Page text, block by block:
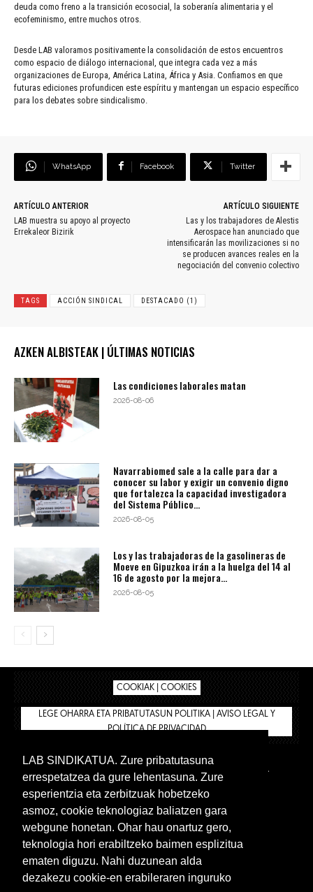
deuda como freno a la transición ecosocial, la soberanía alimentaria y el
ecofeminismo, entre muchos otros.
Desde LAB valoramos positivamente la consolidación de estos encuentros
como espacio de diálogo internacional, que integra cada vez a más
organizaciones de Europa, América Latina, África y Asia. Confiamos en que
futuras ediciones profundicen este espíritu y mantengan un espacio específico
para los debates sobre sindicalismo.
WhatsApp Facebook Twitter
ARTÍCULO ANTERIOR
LAB muestra su apoyo al proyecto
Errekaleor Bizirik
ARTÍCULO SIGUIENTE
Las y los trabajadores de Alestis
Aerospace han anunciado que
intensificarán las movilizaciones si no
se producen avances reales en la
negociación del convenio colectivo
TAGS ACCIÓN SINDICAL DESTACADO (1)
AZKEN ALBISTEAK | ÚLTIMAS NOTICIAS
Las condiciones laborales matan
2026-08-06
Navarrabiomed sale a la calle para dar a
conocer su labor y exigir un convenio digno
que fortalezca la capacidad investigadora
del Sistema Público...
2026-08-05
Los y las trabajadoras de la gasolineras de
Moeve en Gipuzkoa irán a la huelga del 14 al
16 de agosto por la mejora...
2026-08-05
COOKIAK | COOKIES
LEGE OHARRA ETA PRIBATUTASUN POLITIKA | AVISO LEGAL Y
POLÍTICA DE PRIVACIDAD
BIZILAN.EUS
TIENDA
INTRANET 🔑
Euskera Castellano
LAB SINDIKATUA. Zure pribatutasuna
errespetatzea da gure lehentasuna. Zure
esperientzia eta zerbitzuak hobetzeko
asmoz, cookie teknologiaz baliatzen gara
webgune honetan. Ohar hau onartuz gero,
teknologia hori erabiltzeko baimen esplizitua
ematen diguzu. Nahi duzunean alda
dezakezu cookie-en erabileraren inguruko